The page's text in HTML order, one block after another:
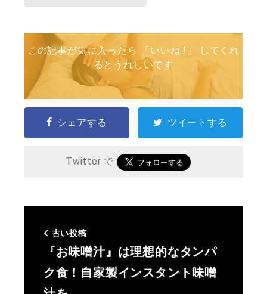
この記事が気に入ったら 「いいね !」 してくれ
るとうれしいです
シェアする ツイートする
Twitter で
古い投稿
『お味噌汁』は理想的なタンパ
ク食！自家製インスタント味噌